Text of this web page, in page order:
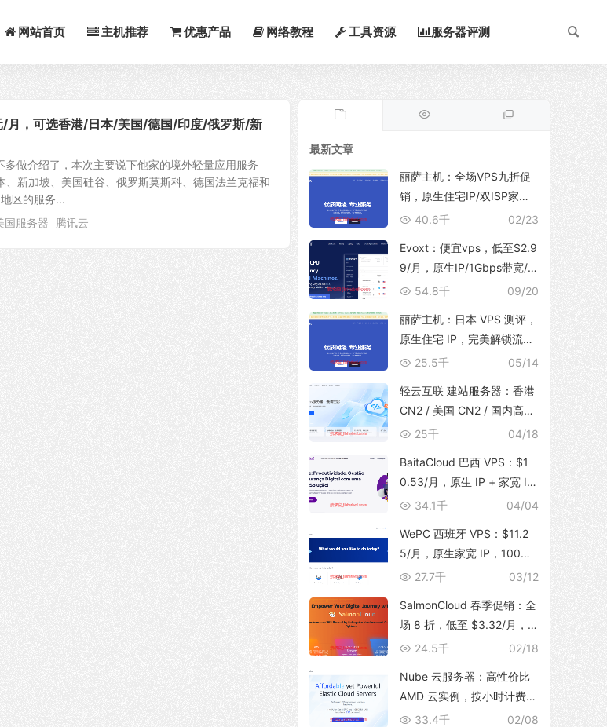
网站首页 主机推荐 优惠产品 网络教程 工具资源 服务器评测
月，可选香港/日本/美国/德国/印度/俄罗斯/新
做介绍了，本次主要说下他家的境外轻量应用服务
新加坡、美国硅谷、俄罗斯莫斯科、德国法兰克福和
区的服务...
国服务器 腾讯云
最新文章
丽萨主机：全场VPS九折促
销，原生住宅IP/双ISP家
宽，支持TikTok运营、解锁
务
02/23
40.6千
Evoxt：便宜vps，低至$2.9
9/月，原生IP/1Gbps带宽/
支持新增多个IP地址，可选
印尼/马来西亚/美国/德国/英
国/波兰等地区
09/20
54.8千
丽萨主机：日本 VPS 测评，
原生住宅 IP，完美解锁流媒
体，支持 TikTok 运营，129
05/14
25.5千
轻云互联 建站服务器：香港
CN2 / 美国 CN2 / 国内高防
BGP，无限流量，建站首选
04/18
25千
BaitaCloud 巴西 VPS：$1
0.53/月，原生 IP + 家宽 IS
P，100Mbps 无限流量04/04
34.1千
WePC 西班牙 VPS：$11.2
5/月，原生家宽 IP，100Mb
ps 带宽，1T 流量，支持 Tik
03/12
27.7千
SalmonCloud 春季促销：全
场 8 折，低至 $3.32/月，
高性能 CPU + 10Gbps 大带
区
02/18
24.5千
Nube 云服务器：高性价比
AMD 云实例，按小时计费，
10Gbps 大带宽，解锁流媒
02/08
33.4千